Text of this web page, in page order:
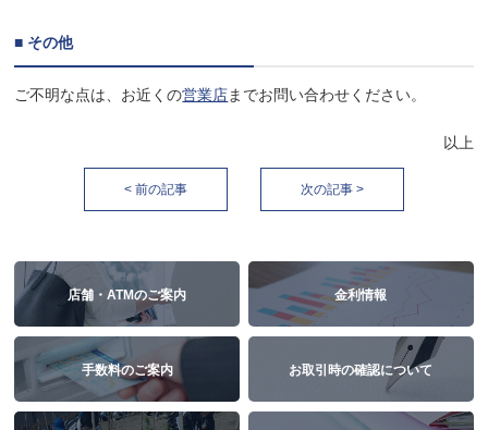
■ その他
ご不明な点は、お近くの営業店までお問い合わせください。
以上
< 前の記事 次の記事 >
店舗・ATMのご案内 金利情報
手数料のご案内 お取引時の確認について